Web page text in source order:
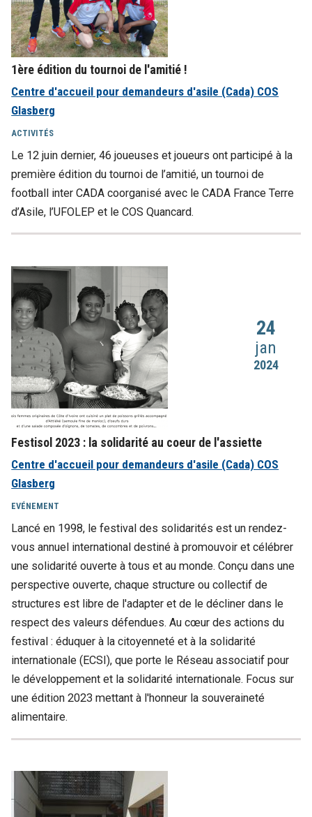
1ère édition du tournoi de l'amitié !
Centre d'accueil pour demandeurs d'asile (Cada) COS
Glasberg
ACTIVITÉS
Le 12 juin dernier, 46 joueuses et joueurs ont participé à la
première édition du tournoi de l’amitié, un tournoi de
football inter CADA coorganisé avec le CADA France Terre
d’Asile, l’UFOLEP et le COS Quancard.
24
jan
2024
Festisol 2023 : la solidarité au coeur de l'assiette
Centre d'accueil pour demandeurs d'asile (Cada) COS
Glasberg
EVÉNEMENT
Lancé en 1998, le festival des solidarités est un rendez-
vous annuel international destiné à promouvoir et célébrer
une solidarité ouverte à tous et au monde. Conçu dans une
perspective ouverte, chaque structure ou collectif de
structures est libre de l'adapter et de le décliner dans le
respect des valeurs défendues. Au cœur des actions du
festival : éduquer à la citoyenneté et à la solidarité
internationale (ECSI), que porte le Réseau associatif pour
le développement et la solidarité internationale. Focus sur
une édition 2023 mettant à l'honneur la souveraineté
alimentaire.